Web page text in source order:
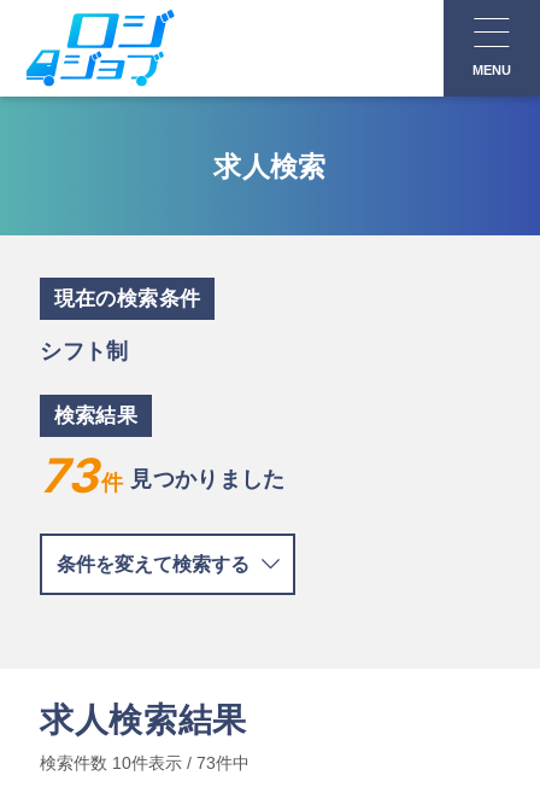
MENU
求人検索
現在の検索条件
シフト制
検索結果
73件 見つかりました
条件を変えて検索する
求人検索結果
検索件数 10件表示 / 73件中